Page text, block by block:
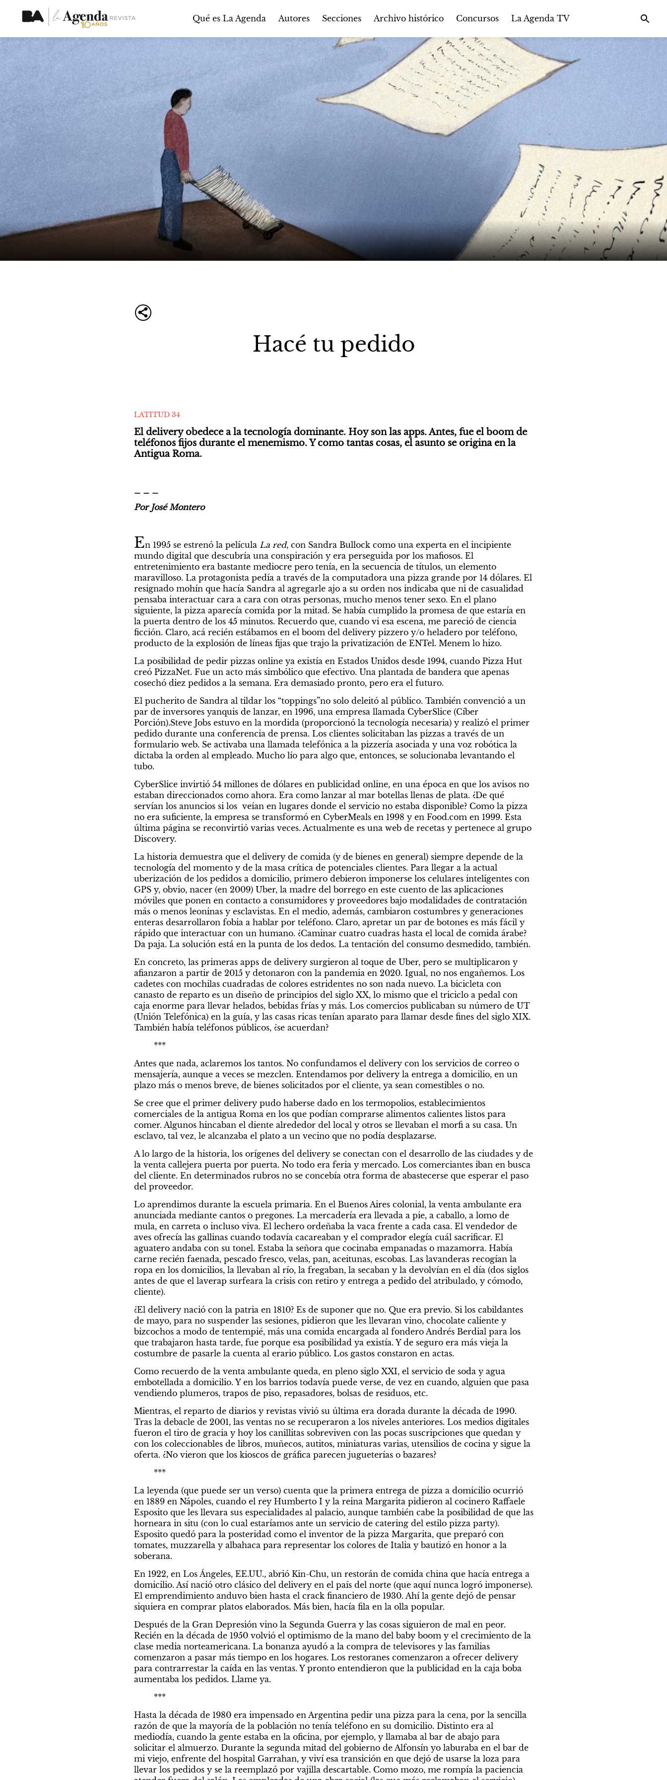
Qué es La Agenda Autores Secciones Archivo histórico Concursos La Agenda TV
Hacé tu pedido
LATITUD 34
El delivery obedece a la tecnología dominante. Hoy son las apps. Antes, fue el boom de
teléfonos fijos durante el menemismo. Y como tantas cosas, el asunto se origina en la
Antigua Roma.
Por José Montero
En 1995 se estrenó la película La red, con Sandra Bullock como una experta en el incipiente
mundo digital que descubría una conspiración y era perseguida por los mafiosos. El
entretenimiento era bastante mediocre pero tenía, en la secuencia de títulos, un elemento
maravilloso. La protagonista pedía a través de la computadora una pizza grande por 14 dólares. El
resignado mohín que hacía Sandra al agregarle ajo a su orden nos indicaba que ni de casualidad
pensaba interactuar cara a cara con otras personas, mucho menos tener sexo. En el plano
siguiente, la pizza aparecía comida por la mitad. Se había cumplido la promesa de que estaría en
la puerta dentro de los 45 minutos. Recuerdo que, cuando vi esa escena, me pareció de ciencia
ficción. Claro, acá recién estábamos en el boom del delivery pizzero y/o heladero por teléfono,
producto de la explosión de líneas fijas que trajo la privatización de ENTel. Menem lo hizo.
La posibilidad de pedir pizzas online ya existía en Estados Unidos desde 1994, cuando Pizza Hut
creó PizzaNet. Fue un acto más simbólico que efectivo. Una plantada de bandera que apenas
cosechó diez pedidos a la semana. Era demasiado pronto, pero era el futuro.
El pucherito de Sandra al tildar los “toppings”no solo deleitó al público. También convenció a un
par de inversores yanquis de lanzar, en 1996, una empresa llamada CyberSlice (Cíber
Porción).Steve Jobs estuvo en la mordida (proporcionó la tecnología necesaria) y realizó el primer
pedido durante una conferencia de prensa. Los clientes solicitaban las pizzas a través de un
formulario web. Se activaba una llamada telefónica a la pizzería asociada y una voz robótica la
dictaba la orden al empleado. Mucho lío para algo que, entonces, se solucionaba levantando el
tubo.
CyberSlice invirtió 54 millones de dólares en publicidad online, en una época en que los avisos no
estaban direccionados como ahora. Era como lanzar al mar botellas llenas de plata. ¿De qué
servían los anuncios si los  veían en lugares donde el servicio no estaba disponible? Como la pizza
no era suficiente, la empresa se transformó en CyberMeals en 1998 y en Food.com en 1999. Esta
última página se reconvirtió varias veces. Actualmente es una web de recetas y pertenece al grupo
Discovery.
La historia demuestra que el delivery de comida (y de bienes en general) siempre depende de la
tecnología del momento y de la masa crítica de potenciales clientes. Para llegar a la actual
uberización de los pedidos a domicilio, primero debieron imponerse los celulares inteligentes con
GPS y, obvio, nacer (en 2009) Uber, la madre del borrego en este cuento de las aplicaciones
móviles que ponen en contacto a consumidores y proveedores bajo modalidades de contratación
más o menos leoninas y esclavistas. En el medio, además, cambiaron costumbres y generaciones
enteras desarrollaron fobia a hablar por teléfono. Claro, apretar un par de botones es más fácil y
rápido que interactuar con un humano. ¿Caminar cuatro cuadras hasta el local de comida árabe?
Da paja. La solución está en la punta de los dedos. La tentación del consumo desmedido, también.
En concreto, las primeras apps de delivery surgieron al toque de Uber, pero se multiplicaron y
afianzaron a partir de 2015 y detonaron con la pandemia en 2020. Igual, no nos engañemos. Los
cadetes con mochilas cuadradas de colores estridentes no son nada nuevo. La bicicleta con
canasto de reparto es un diseño de principios del siglo XX, lo mismo que el triciclo a pedal con
caja enorme para llevar helados, bebidas frías y más. Los comercios publicaban su número de UT
(Unión Telefónica) en la guía, y las casas ricas tenían aparato para llamar desde fines del siglo XIX.
También había teléfonos públicos, ¿se acuerdan?
	***
Antes que nada, aclaremos los tantos. No confundamos el delivery con los servicios de correo o
mensajería, aunque a veces se mezclen. Entendamos por delivery la entrega a domicilio, en un
plazo más o menos breve, de bienes solicitados por el cliente, ya sean comestibles o no.
Se cree que el primer delivery pudo haberse dado en los termopolios, establecimientos
comerciales de la antigua Roma en los que podían comprarse alimentos calientes listos para
comer. Algunos hincaban el diente alrededor del local y otros se llevaban el morfi a su casa. Un
esclavo, tal vez, le alcanzaba el plato a un vecino que no podía desplazarse.
A lo largo de la historia, los orígenes del delivery se conectan con el desarrollo de las ciudades y de
la venta callejera puerta por puerta. No todo era feria y mercado. Los comerciantes iban en busca
del cliente. En determinados rubros no se concebía otra forma de abastecerse que esperar el paso
del proveedor.
Lo aprendimos durante la escuela primaria. En el Buenos Aires colonial, la venta ambulante era
anunciada mediante cantos o pregones. La mercadería era llevada a pie, a caballo, a lomo de
mula, en carreta o incluso viva. El lechero ordeñaba la vaca frente a cada casa. El vendedor de
aves ofrecía las gallinas cuando todavía cacareaban y el comprador elegía cuál sacrificar. El
aguatero andaba con su tonel. Estaba la señora que cocinaba empanadas o mazamorra. Había
carne recién faenada, pescado fresco, velas, pan, aceitunas, escobas. Las lavanderas recogían la
ropa en los domicilios, la llevaban al río, la fregaban, la secaban y la devolvían en el día (dos siglos
antes de que el laverap surfeara la crisis con retiro y entrega a pedido del atribulado, y cómodo,
cliente).
¿El delivery nació con la patria en 1810? Es de suponer que no. Que era previo. Si los cabildantes
de mayo, para no suspender las sesiones, pidieron que les llevaran vino, chocolate caliente y
bizcochos a modo de tentempié, más una comida encargada al fondero Andrés Berdial para los
que trabajaron hasta tarde, fue porque esa posibilidad ya existía. Y de seguro era más vieja la
costumbre de pasarle la cuenta al erario público. Los gastos constaron en actas.
Como recuerdo de la venta ambulante queda, en pleno siglo XXI, el servicio de soda y agua
embotellada a domicilio. Y en los barrios todavía puede verse, de vez en cuando, alguien que pasa
vendiendo plumeros, trapos de piso, repasadores, bolsas de residuos, etc.
Mientras, el reparto de diarios y revistas vivió su última era dorada durante la década de 1990.
Tras la debacle de 2001, las ventas no se recuperaron a los niveles anteriores. Los medios digitales
fueron el tiro de gracia y hoy los canillitas sobreviven con las pocas suscripciones que quedan y
con los coleccionables de libros, muñecos, autitos, miniaturas varias, utensilios de cocina y sigue la
oferta. ¿No vieron que los kioscos de gráfica parecen jugueterías o bazares?
	***
La leyenda (que puede ser un verso) cuenta que la primera entrega de pizza a domicilio ocurrió
en 1889 en Nápoles, cuando el rey Humberto I y la reina Margarita pidieron al cocinero Raffaele
Esposito que les llevara sus especialidades al palacio, aunque también cabe la posibilidad de que las
horneara in situ (con lo cual estaríamos ante un servicio de catering del estilo pizza party).
Esposito quedó para la posteridad como el inventor de la pizza Margarita, que preparó con
tomates, muzzarella y albahaca para representar los colores de Italia y bautizó en honor a la
soberana.
En 1922, en Los Ángeles, EE.UU., abrió Kin-Chu, un restorán de comida china que hacía entrega a
domicilio. Así nació otro clásico del delivery en el país del norte (que aquí nunca logró imponerse).
El emprendimiento anduvo bien hasta el crack financiero de 1930. Ahí la gente dejó de pensar
siquiera en comprar platos elaborados. Más bien, hacía fila en la olla popular.
Después de la Gran Depresión vino la Segunda Guerra y las cosas siguieron de mal en peor.
Recién en la década de 1950 volvió el optimismo de la mano del baby boom y el crecimiento de la
clase media norteamericana. La bonanza ayudó a la compra de televisores y las familias
comenzaron a pasar más tiempo en los hogares. Los restoranes comenzaron a ofrecer delivery
para contrarrestar la caída en las ventas. Y pronto entendieron que la publicidad en la caja boba
aumentaba los pedidos. Llame ya.
	***
Hasta la década de 1980 era impensado en Argentina pedir una pizza para la cena, por la sencilla
razón de que la mayoría de la población no tenía teléfono en su domicilio. Distinto era al
mediodía, cuando la gente estaba en la oficina, por ejemplo, y llamaba al bar de abajo para
solicitar el almuerzo. Durante la segunda mitad del gobierno de Alfonsín yo laburaba en el bar de
mi viejo, enfrente del hospital Garrahan, y viví esa transición en que dejó de usarse la loza para
llevar los pedidos y se la reemplazó por vajilla descartable. Como mozo, me rompía la paciencia